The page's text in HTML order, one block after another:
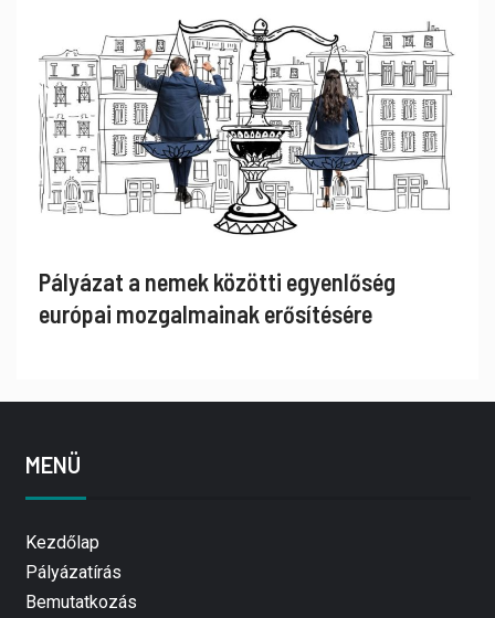
Pályázat a nemek közötti egyenlőség
európai mozgalmainak erősítésére
MENÜ
Kezdőlap
Pályázatírás
Bemutatkozás